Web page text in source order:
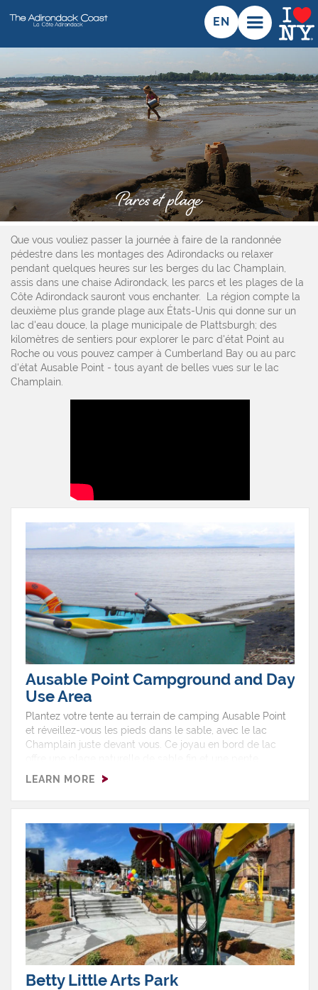
Parcs et plage
Que vous vouliez passer la journée à faire de la randonnée
pédestre dans les montages des Adirondacks ou relaxer
pendant quelques heures sur les berges du lac Champlain,
assis dans une chaise Adirondack, les parcs et les plages de la
Côte Adirondack sauront vous enchanter. La région compte la
deuxième plus grande plage aux États-Unis qui donne sur un
lac d'eau douce, la plage municipale de Plattsburgh; des
kilomètres de sentiers pour explorer le parc d'état Point au
Roche ou vous pouvez camper à Cumberland Bay ou au parc
d'état Ausable Point - tous ayant de belles vues sur le lac
Champlain.
Ausable Point Campground and Day
Use Area
Plantez votre tente au terrain de camping Ausable Point
et réveillez-vous les pieds dans le sable, avec le lac
Champlain juste devant vous. Ce joyau en bord de lac
douce, idéale pour barboter, pagayer ou simplement
faune, cette destination est un rêve pour les
plus d’action? La ville de Plattsburgh se trouve à
quelques minutes en voiture — l’endroit parfait pour
combiner nature et vie urbaine autour du feu de camp.
Caractéristiques du parc : Plage Zone de gestion de la
faune avec accès pour embarcations non motorisées
Baignade Aire de pique-nique Zone de planche à voile
Barbecues Sentier de randonnée Pavillon Pêche Toilettes
Observation des oiseaux Douches Mise à l’eau pour
embarcations légères Emplacements de camping
LEARN MORE
Betty Little Arts Park
EN